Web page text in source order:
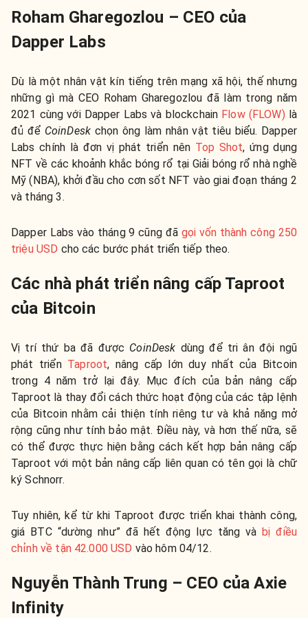
Roham Gharegozlou – CEO của
Dapper Labs
Dù là một nhân vật kín tiếng trên mạng xã hội, thế nhưng
những gì mà CEO Roham Gharegozlou đã làm trong năm
2021 cùng với Dapper Labs và blockchain Flow (FLOW) là
đủ để CoinDesk chọn ông làm nhân vật tiêu biểu. Dapper
Labs chính là đơn vị phát triển nên Top Shot, ứng dụng
NFT về các khoảnh khắc bóng rổ tại Giải bóng rổ nhà nghề
Mỹ (NBA), khởi đầu cho cơn sốt NFT vào giai đoạn tháng 2
và tháng 3.
Dapper Labs vào tháng 9 cũng đã gọi vốn thành công 250
triệu USD cho các bước phát triển tiếp theo.
Các nhà phát triển nâng cấp Taproot
của Bitcoin
Vị trí thứ ba đã được CoinDesk dùng để tri ân đội ngũ
phát triển Taproot, nâng cấp lớn duy nhất của Bitcoin
trong 4 năm trở lại đây. Mục đích của bản nâng cấp
Taproot là thay đổi cách thức hoạt động của các tập lệnh
của Bitcoin nhằm cải thiện tính riêng tư và khả năng mở
rộng cũng như tính bảo mật. Điều này, và hơn thế nữa, sẽ
có thể được thực hiện bằng cách kết hợp bản nâng cấp
Taproot với một bản nâng cấp liên quan có tên gọi là chữ
ký Schnorr.
Tuy nhiên, kể từ khi Taproot được triển khai thành công,
giá BTC “dường như” đã hết động lực tăng vàbị điều
chỉnh về tận 42.000 USD vào hôm 04/12.
Nguyễn Thành Trung – CEO của Axie
Infinity